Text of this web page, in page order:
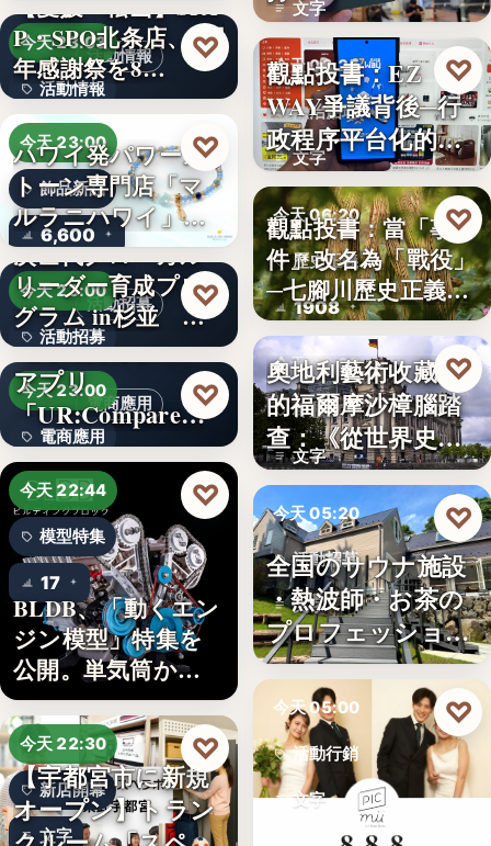
35%
活動情報
今天 23:03
活動情報
9
【愛媛・松山】SPA
P・SPO北条店、2周
年感謝祭を8…
♡
今天 23:00
飾品新品
6,600
ハワイ発パワース
トーン専門店「マ
ルラニハワイ」よ
り、海を…
♡
活動招募
今天 23:00
活動招募
5
次世代グローカル
リーダー育成プロ
グラム in杉並 募
集中…
♡
電商應用
今天 23:00
電商應用
文字
【海外向け】EC
アプリ
「UR:Compare
＆…
♡
今天 22:44
模型特集
17
BLDB、「動くエン
ジン模型」特集を
公開。単気筒から
V8…
♡
今天 22:30
新店開幕
文字
【宇都宮市に新規
オープン】トラン
♡
文字
今天 06:25
法治治理
文字
觀點投書：EZ
WAY爭議背後─行
政程序平台化的法
治缺口
♡
今天 06:20
歷史正義
1908
觀點投書：當「事
件」改名為「戰役」
─七腳川歷史正義不
能停…
♡
今天 06:00
樟腦史
文字
奧地利藝術收藏家
的福爾摩沙樟腦踏
查：《從世界史看
德意志帝…
♡
今天 05:20
活動招募
文字
全国のサウナ施設
・熱波師・お茶の
プロフェッショナ
ル募集！…
♡
今天 05:00
活動行銷
文字
♡